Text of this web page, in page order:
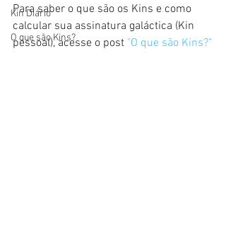
Kin Diário
O que são Kins?
Para saber o que são os Kins e como
calcular sua assinatura galáctica (Kin
pessoal), acesse o post "O que são Kins?"